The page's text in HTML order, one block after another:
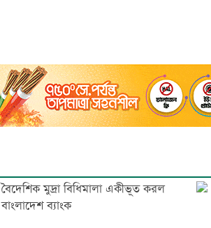
বৈদেশিক মুদ্রা বিধিমালা একীভূত করল
বাংলাদেশ ব্যাংক